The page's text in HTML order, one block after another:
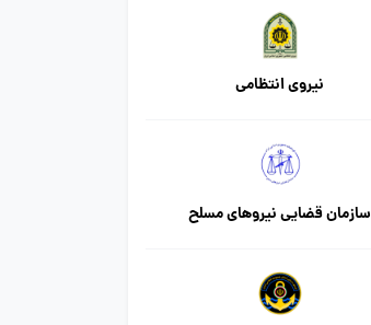
نیروی انتظامی
سازمان قضایی نیروهای مسلح